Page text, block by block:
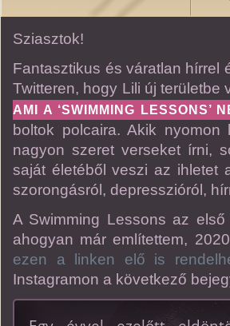
Sziasztok!
Fantasztikus és váratlan hírrel
Twitteren, hogy Lili új területbe
AMI A ‘SWIMMING LESSONS’
boltok polcaira. Akik
nagyon szeret verseket írni,
saját életéből veszi az ihletet
szorongásról, depresszióról,
A Swimming Lessons az
ahogyan már említettem,
ezen a linken elő is
Instagramon a következő